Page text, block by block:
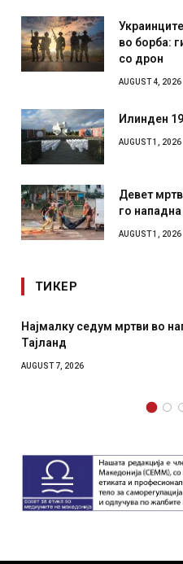
во борба:
со дрон
AUGUST 4, 2026
Илинден
AUGUST 1, 2026
Девет
го нападна
AUGUST 1, 2026
ТИКЕР
Најмалку седум мртви во
Тајланд
AUGUST 7, 2026